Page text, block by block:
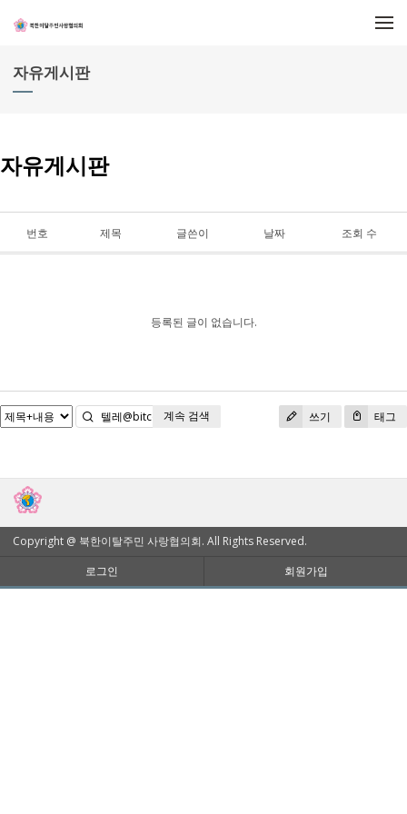
자유게시판
자유게시판
번호 제목 글쓴이 날짜 조회 수
등록된 글이 없습니다.
쓰기 태그
검색
계속 검색
Copyright @ 북한이탈주민 사랑협의회. All Rights Reserved.
로그인
회원가입